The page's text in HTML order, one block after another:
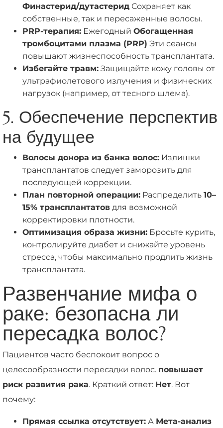
Финастерид/дутастерид Сохраняет как
собственные, так и пересаженные волосы.
PRP-терапия: Ежегодный Обогащенная
тромбоцитами плазма (PRP) Эти сеансы
повышают жизнеспособность трансплантата.
Избегайте травм: Защищайте кожу головы от
ультрафиолетового излучения и физических
нагрузок (например, от тесного шлема).
5. Обеспечение перспектив
на будущее
Волосы донора из банка волос: Излишки
трансплантатов следует заморозить для
последующей коррекции.
План повторной операции: Распределить 10–
15% трансплантатов для возможной
корректировки плотности.
Оптимизация образа жизни: Бросьте курить,
контролируйте диабет и снижайте уровень
стресса, чтобы максимально продлить жизнь
трансплантата.
Развенчание мифа о
раке: безопасна ли
пересадка волос?
Пациентов часто беспокоит вопрос о
целесообразности пересадки волос. повышает
риск развития рака. Краткий ответ: Нет. Вот
почему:
Прямая ссылка отсутствует: А Мета-анализ